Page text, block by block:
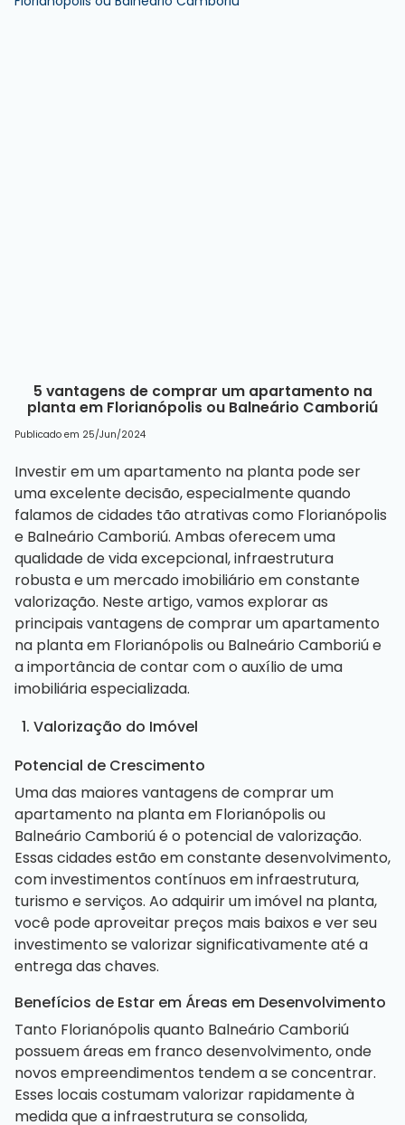
5 vantagens de comprar um apartamento na
planta em Florianópolis ou Balneário Camboriú
Publicado em 25/Jun/2024
Investir em um apartamento na planta pode ser
uma excelente decisão, especialmente quando
falamos de cidades tão atrativas como Florianópolis
e Balneário Camboriú. Ambas oferecem uma
qualidade de vida excepcional, infraestrutura
robusta e um mercado imobiliário em constante
valorização. Neste artigo, vamos explorar as
principais vantagens de comprar umapartamento
na planta em Florianópolis ou Balneário Camboriú e
a importância de contar com o auxílio de uma
imobiliária especializada.
1. Valorização do Imóvel
Potencial de Crescimento
Uma das maiores vantagens de comprar um
apartamento na planta em Florianópolis ou
Balneário Camboriú é o potencial de valorização.
Essas cidades estão em constante desenvolvimento,
com investimentos contínuos em infraestrutura,
turismo e serviços. Ao adquirir um imóvel na planta,
você pode aproveitar preços mais baixos e ver seu
investimento se valorizar significativamente até a
entrega das chaves.
Benefícios de Estar em Áreas em Desenvolvimento
Tanto Florianópolis quanto Balneário Camboriú
possuem áreas em franco desenvolvimento, onde
novos empreendimentos tendem a se concentrar.
Esses locais costumam valorizar rapidamente à
medida que a infraestrutura se consolida,